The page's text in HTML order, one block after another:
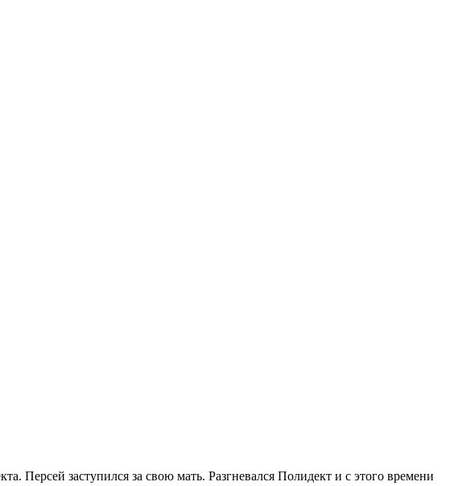
Персей заступился за свою мать. Разгневался Полидект и с этого времени